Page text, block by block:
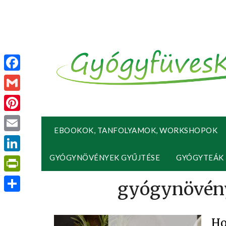
EBOOKOK, TANFOLYAMOK, WORKSHOPOK
GYÓGYNÖVÉNYEK GYŰJTÉSE GYÓGYTEÁK
Facebook
Gmail
Pinterest
Email
LinkedIn
PrintFriendly